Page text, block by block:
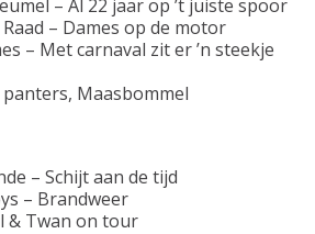
– Al 22 jaar op ’t juiste spoor
– Dames op de motor
– Met carnaval zit er ’n steekje
panters, Maasbommel
– Schijt aan de tijd
– Brandweer
& Twan on tour